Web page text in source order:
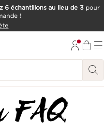
6 échantillons au lieu de 3 pour
!